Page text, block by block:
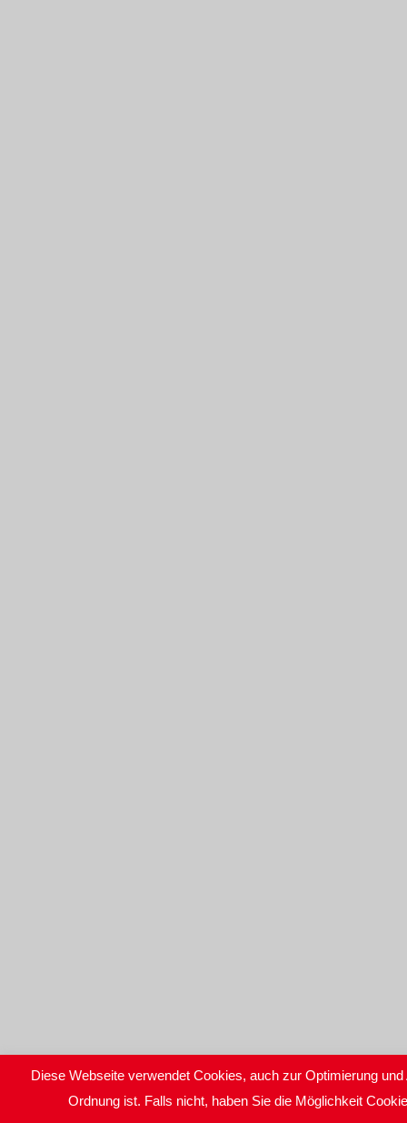
Diese Webseite verwendet Cookies, auch zur Optimierung
Ordnung ist. Falls nicht, haben Sie die Möglichkeit